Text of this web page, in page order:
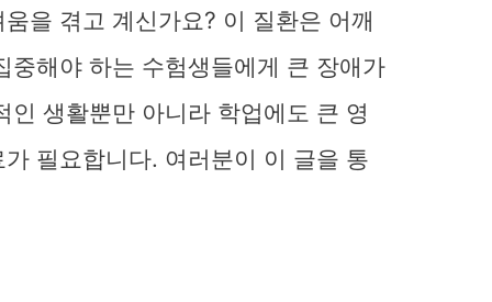
을 겪고 계신가요? 이 질환은 어깨
해야 하는 수험생들에게 큰 장애가
생활뿐만 아니라 학업에도 큰 영
필요합니다. 여러분이 이 글을 통